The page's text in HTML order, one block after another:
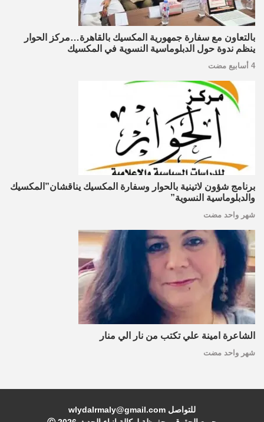
بالتعاون مع سفارة جمهورية المكسيك بالقاهرة…مركز الحوار
ينظم ندوة حول الدبلوماسية النسوية في المكسيك
4 أسابيع مضت
برنامج شؤون لاتينية بالحوار وسفارة المكسيك يناقشان”المكسيك
والدبلوماسية النسوية”
شهر واحد مضت
الشاعرة امينة علي تكتب من نار الي منار
شهر واحد مضت
للتواصل wlydalrmaly@gmail.com